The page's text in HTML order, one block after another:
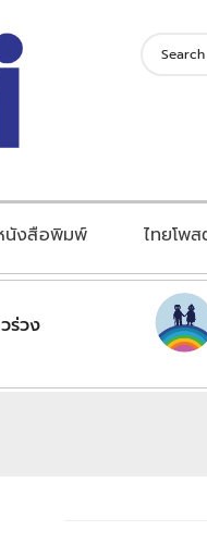
นังสือพิมพ์ ไทยโพ
ร่วง